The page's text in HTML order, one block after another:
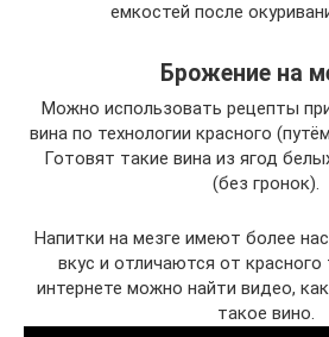
емкостей после
Брожение на
Можно использовать рецепты
вина по технологии красного
Готовят такие вина из ягод
(без гронок).
Напитки на мезге имеют более
вкус и отличаются от
интернете можно найти видео,
такое вино.